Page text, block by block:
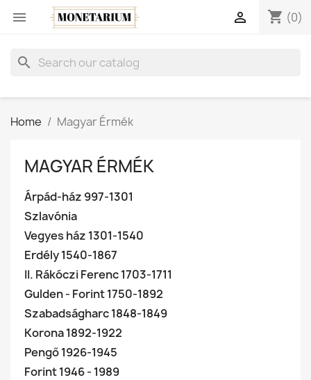
 shopping_cart (0)

search
Home Magyar Érmék
MAGYAR ÉRMÉK
Árpád-ház 997-1301
Szlavónia
Vegyes ház 1301-1540
Erdély 1540-1867
II. Rákóczi Ferenc 1703-1711
Gulden - Forint 1750-1892
Szabadságharc 1848-1849
Korona 1892-1922
Pengő 1926-1945
Forint 1946 - 1989